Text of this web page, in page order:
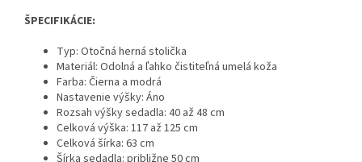
ŠPECIFIKÁCIE:
Typ: Otočná herná stolička
Materiál: Odolná a ľahko čistiteľná umelá koža
Farba: Čierna a modrá
Nastavenie výšky: Áno
Rozsah výšky sedadla: 40 až 48 cm
Celková výška: 117 až 125 cm
Celková šírka: 63 cm